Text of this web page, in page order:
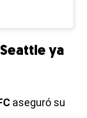
ya
aseguró su